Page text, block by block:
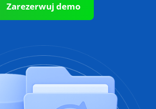
Zarezerwuj demo